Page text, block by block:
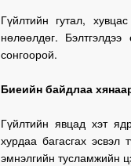
Гүйлтийн гутал,
нөлөөлдөг.
сонгоорой.
Биеийн байдлаа
Гүйлтийн явцад хэт
хурдаа багасгах эсвэл
эмнэлгийн тусламжийн